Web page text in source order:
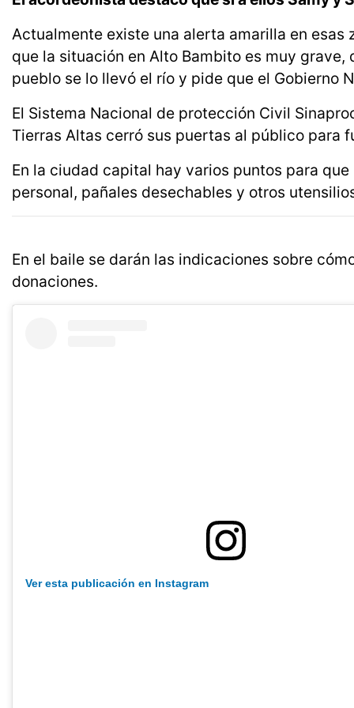
Actualmente existe una alerta amarilla en
que la situación en Alto Bambito es muy
pueblo se lo llevó el río y pide que el Gobierno
El Sistema Nacional de protección Civil
Tierras Altas cerró sus puertas al público para
En la ciudad capital hay varios puntos para
personal, pañales desechables y otros
En el baile se darán las indicaciones sobre
donaciones.
Ver esta publicación en Instagram